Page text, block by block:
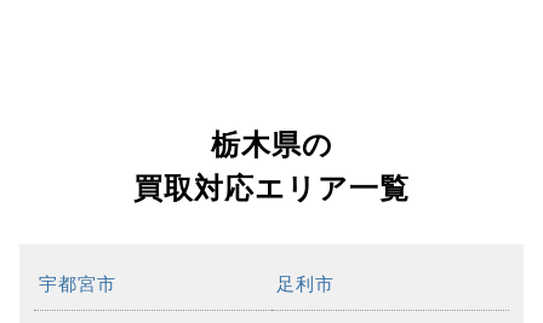
栃木県の
買取対応エリア一覧
宇都宮市 足利市